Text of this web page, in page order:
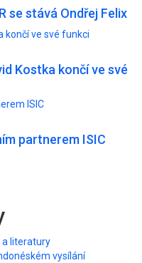
se stává Ondřej Felix
končí ve své funkci
Kostka končí ve své
ISIC
partnerem ISIC
a literatury
vysílání